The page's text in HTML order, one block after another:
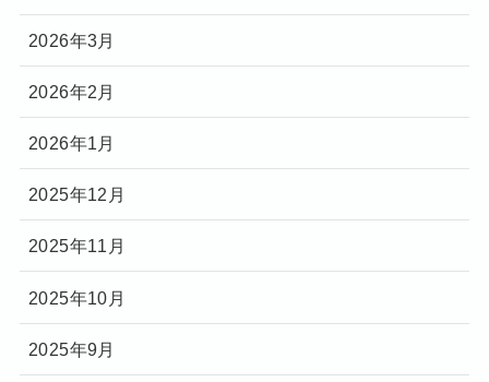
2026年3月
2026年2月
2026年1月
2025年12月
2025年11月
2025年10月
2025年9月